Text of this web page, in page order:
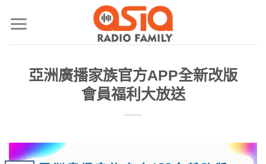
亞洲廣播家族官方APP全新改版
會員福利大放送